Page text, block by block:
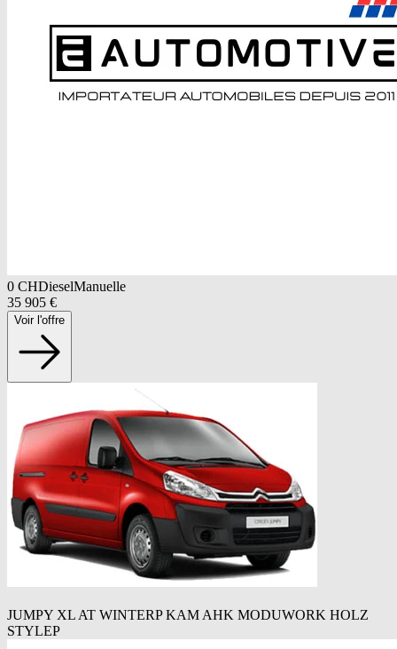
0 CHDieselManuelle
35 905 €
Voir l'offre
JUMPY XL AT WINTERP KAM AHK MODUWORK HOLZ
STYLEP